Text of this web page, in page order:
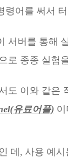
령어를 써서
서버를 통해
로 종종 실험
도 이와 같은
유료어플)
데, 사용 예